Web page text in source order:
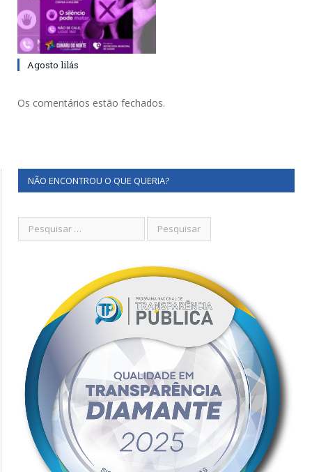
Agosto lilás
Os comentários estão fechados.
NÃO ENCONTROU O QUE QUERIA?